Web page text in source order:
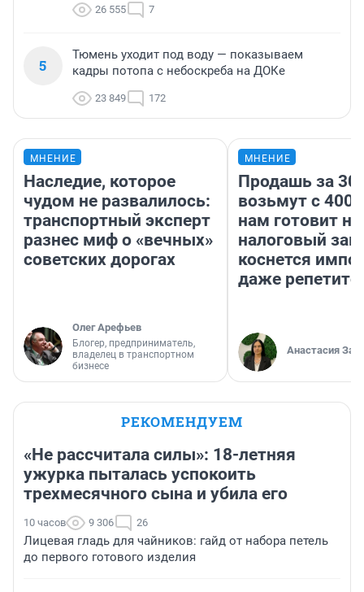
26 555 7
5
Тюмень уходит под воду — показываем
кадры потопа с небоскреба на ДОКе
23 849 172
МНЕНИЕ
Наследие, которое
чудом не развалилось:
транспортный эксперт
разнес миф о «вечных»
советских дорогах
Олег Арефьев
Блогер, предприниматель,
владелец в транспортном
бизнесе
МНЕНИЕ
Продашь за
возьмут с
нам готовит
налоговый
коснется
даже
Анастасия
РЕКОМЕНДУЕМ
«Не рассчитала силы»: 18-летняя
ужурка пыталась успокоить
трехмесячного сына и убила его
10 часов 9 306 26
Лицевая гладь для чайников: гайд от набора петель
до первого готового изделия